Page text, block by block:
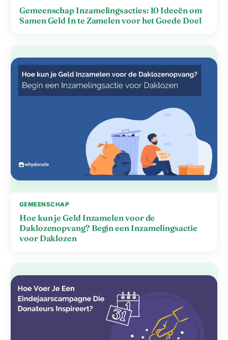
Gemeenschap Inzamelingsacties: 10 Ideeën om
Samen Geld In te Zamelen voor het Goede Doel
GEMEENSCHAP
Hoe kun je Geld Inzamelen voor de
Daklozenopvang? Begin een Inzamelingsactie
voor Daklozen